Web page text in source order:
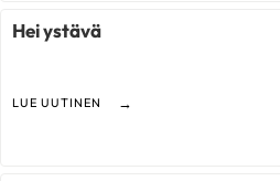
Hei ystävä
LUE UUTINEN